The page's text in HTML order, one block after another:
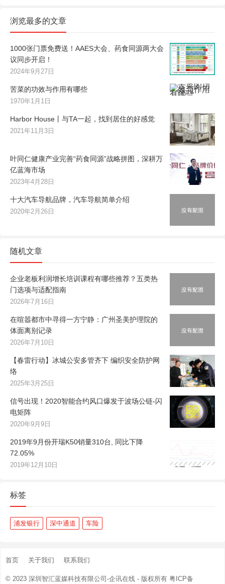
浏览最多的文章
1000张门票免费送！AAES大会、药食同源两大会
议同步开启！
2024年9月27日
苦菜的功效与作用有哪些
1970年1月1日
Harbor House丨与TA一起，找到居住的好感觉
2021年11月3日
叶同仁健康产业完善“药食同源”战略拼图，深耕万
亿蓝海市场
2023年4月28日
十大汽车导航品牌，汽车导航简单介绍
2020年2月26日
随机文章
企业老板利润增长培训课程有哪些推荐？五类热
门选项与适配指南
2026年7月16日
在喧嚣都市中寻得一方宁静：广州圣美护理院的
体面离别记录
2026年7月10日
【春雷行动】冰城公安多管齐下 编织安全防护网
络
2025年3月25日
信号出现！2020智能合约风口爆发于波场公链-闪
电矩阵
2020年9月9日
2019年9月份开瑞K50销量310台, 同比下降
72.05%
2019年12月10日
标签
浦发银行 深中通道 车险
首页 关于我们 联系我们
© 2023 深圳智汇蓝媒科技有限公司-企讯在线 - 版权所有 粤ICP备